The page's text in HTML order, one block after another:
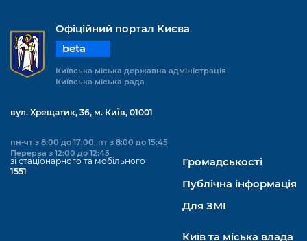
Офіційний портал Києва
beta
Київська міська державна адміністрація
Київська міська рада
вул. Хрещатик, 36, м. Київ, 01001
пн-чт з 8:00 до 17:00, пт з 8:00 до 15:45
Перерва з 12:00 до 12:45
зі стаціонарного та мобільного
1551
Громадськості
Публічна інформація
Для ЗМІ
Київ та міська влада